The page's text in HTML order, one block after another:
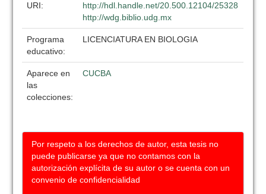
URI:
http://hdl.handle.net/20.500.12104/25328
http://wdg.biblio.udg.mx
Programa
educativo:
LICENCIATURA EN BIOLOGIA
Aparece en
las
colecciones:
CUCBA
Por respeto a los derechos de autor, esta tesis no
puede publicarse ya que no contamos con la
autorización explícita de su autor o se cuenta con un
convenio de confidencialidad